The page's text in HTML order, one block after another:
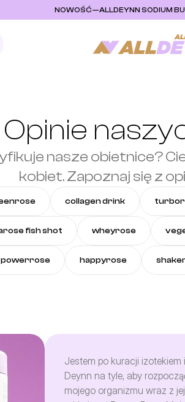
NOWOŚĆ—ALLDEYNN SODIUM
Opinie
nasze obietnice?
kobiet. Zapoznaj się z
collagen drink
fish shot wheyrose
powerrose happyrose
Jestem po kuracji izotekiem
Deynn na tyle, aby
mojego organizmu wraz z